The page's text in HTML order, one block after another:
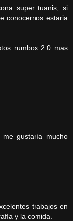
super tuanis, si
conocernos estaria
rumbos 2.0 mas
gustaría mucho
trabajos en
y la comida.